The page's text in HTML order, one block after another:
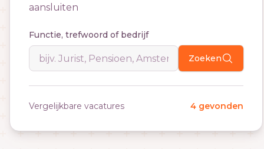
aansluiten
Functie, trefwoord of bedrijf
Zoeken
Vergelijkbare vacatures 4 gevonden